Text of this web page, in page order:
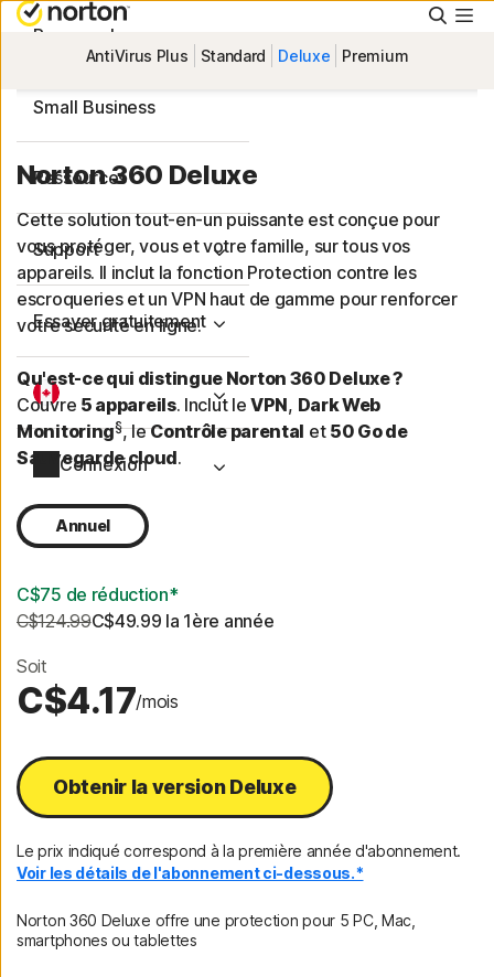
Personnel
Small Business
Ressources
Support
Essayer gratuitement
Connexion
AntiVirus Plus Standard Deluxe Premium
Norton 360 Deluxe
Cette solution tout-en-un puissante est conçue pour
vous protéger, vous et votre famille, sur tous vos
appareils. Il inclut la fonction Protection contre les
escroqueries et un VPN haut de gamme pour renforcer
votre sécurité en ligne.
Qu'est-ce qui distingue Norton 360 Deluxe ?
Couvre 5 appareils. Inclut leVPN, Dark Web
Monitoring§, leContrôle parental et 50 Go de
Sauvegarde cloud.
Annuel
C$75 de réduction*
C$124.99C$49.99 la 1ère année
Soit
C$4.17/mois
Obtenir la version Deluxe
Le prix indiqué correspond à la première année d'abonnement.
Voir les détails de l'abonnement ci-dessous.*
Norton 360 Deluxe offre une protection pour 5 PC, Mac,
smartphones ou tablettes